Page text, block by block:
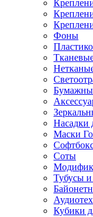
Фоны
Насадки
Маски
Соты
Тубусы
Кубики